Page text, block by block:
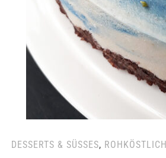
DESSERTS & SÜSSES ,